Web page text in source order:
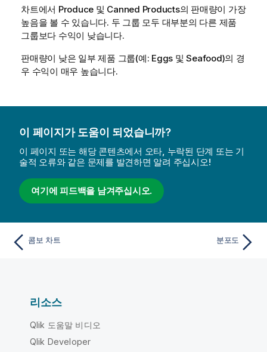
차트에서 Produce 및 Canned Products의 판매량이 가장
높음을 볼 수 있습니다. 두 그룹 모두 대부분의 다른 제품
그룹보다 수익이 낮습니다.
판매량이 낮은 일부 제품 그룹(예: Eggs 및Seafood)의 경
우 수익이 매우 높습니다.
이 페이지가 도움이 되었습니까?
이 페이지 또는 해당 콘텐츠에서 오타, 누락된 단계 또는 기
술적 오류와 같은 문제를 발견하면 알려 주십시오!
여기에 피드백을 남겨주십시오.
콤보 차트 분포도
리소스
Qlik 도움말 비디오
Qlik Developer